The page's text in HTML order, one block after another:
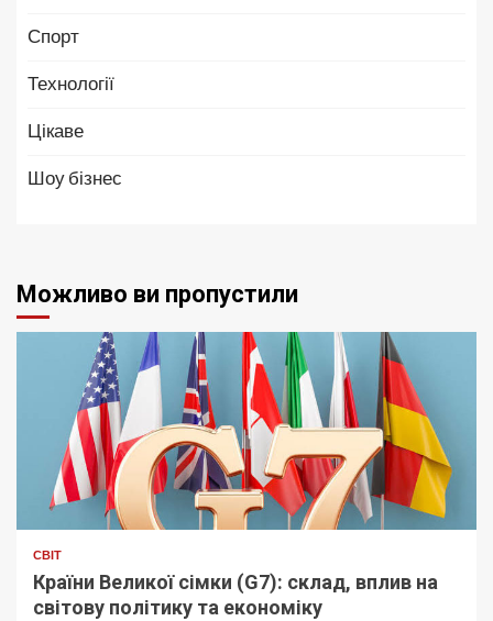
Спорт
Технології
Цікаве
Шоу бізнес
Можливо ви пропустили
СВІТ
Країни Великої сімки (G7): склад, вплив на
світову політику та економіку